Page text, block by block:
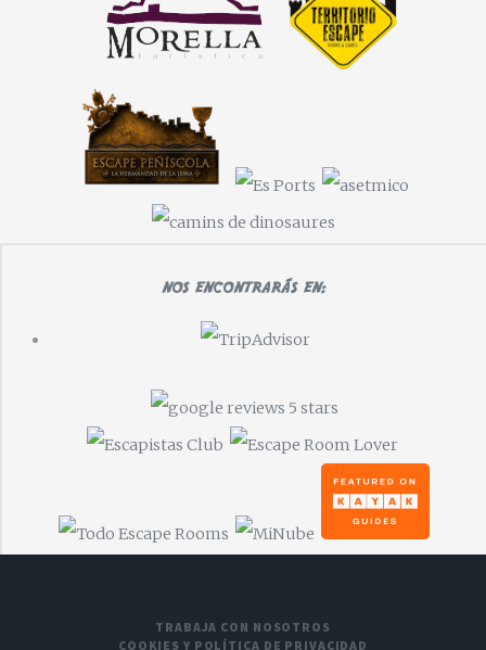
NOS ENCONTRARÁS EN:
TRABAJA CON NOSOTROS
COOKIES Y POLÍTICA DE PRIVACIDAD